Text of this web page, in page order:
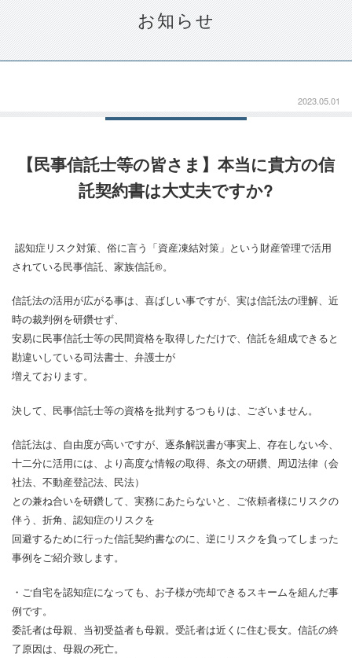
お知らせ
2023.05.01
【民事信託士等の皆さま】本当に貴方の信
託契約書は大丈夫ですか?
認知症リスク対策、俗に言う「資産凍結対策」という財産管理で活用
されている民事信託、家族信託®。
信託法の活用が広がる事は、喜ばしい事ですが、実は信託法の理解、近
時の裁判例を研鑽せず、
安易に民事信託士等の民間資格を取得しただけで、信託を組成できると
勘違いしている司法書士、弁護士が
増えております。
決して、民事信託士等の資格を批判するつもりは、ございません。
信託法は、自由度が高いですが、逐条解説書が事実上、存在しない今、
十二分に活用には、より高度な情報の取得、条文の研鑽、周辺法律（会
社法、不動産登記法、民法）
との兼ね合いを研鑽して、実務にあたらないと、ご依頼者様にリスクの
伴う、折角、認知症のリスクを
回避するために行った信託契約書なのに、逆にリスクを負ってしまった
事例をご紹介致します。
・ご自宅を認知症になっても、お子様が売却できるスキームを組んだ事
例です。
委託者は母親、当初受益者も母親。受託者は近くに住む長女。信託の終
了原因は、母親の死亡。